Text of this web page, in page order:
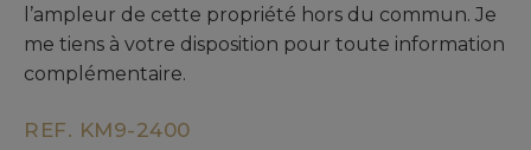
l’ampleur de cette propriété hors du commun. Je
me tiens à votre disposition pour toute information
complémentaire.
REF. KM9-2400